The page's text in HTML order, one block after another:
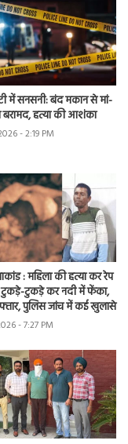
में सनसनी: बंद मकान से मां-
हत्या की आशंका
- 2:19 PM
: महिला की हत्या कर रेप
टुकड़े-टुकड़े कर नदी में फेंका,
पुलिस जांच में कई खुलासे
- 7:27 PM